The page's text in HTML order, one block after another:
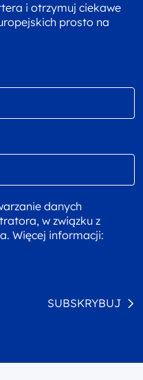
i otrzymuj ciekawe
prosto na
danych
w związku z
Więcej informacji:
SUBSKRYBUJ